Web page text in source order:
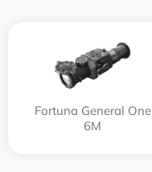
Fortuna General One
6M